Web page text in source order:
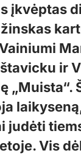
įkvėptas
ir
„Muista“.
judėti
Vis